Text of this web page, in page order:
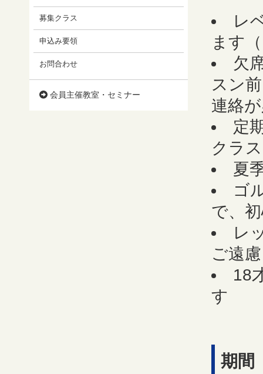
レ
ます
欠
スン
連絡
定
クラ
夏
ゴ
で、
レ
ご遠
18
す
期間
募集クラス
申込み要領
お問合わせ
会員主催教室・セミナー